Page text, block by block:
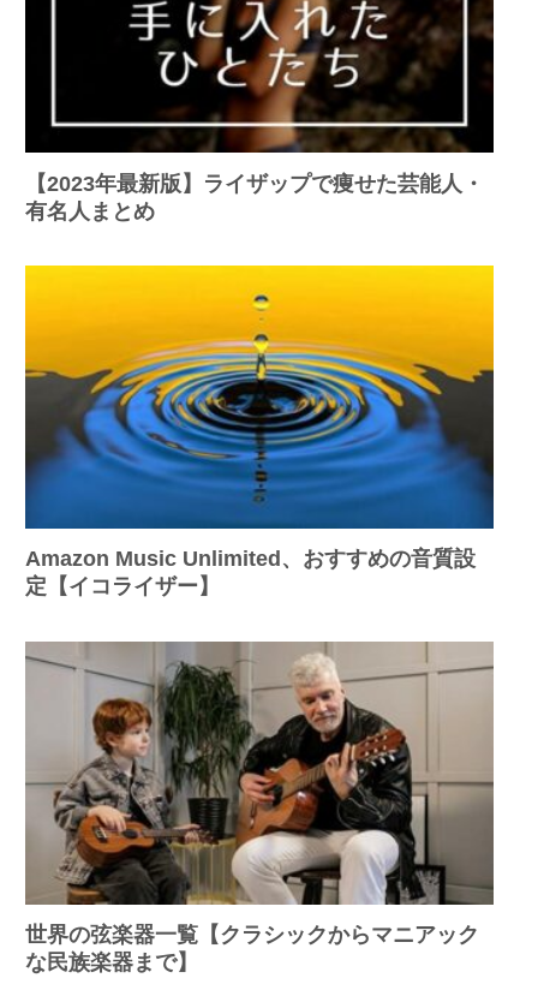
【2023年最新版】ライザップで痩せた芸能人・
有名人まとめ
Amazon Music Unlimited、おすすめの音質設
定【イコライザー】
世界の弦楽器一覧【クラシックからマニアック
な民族楽器まで】